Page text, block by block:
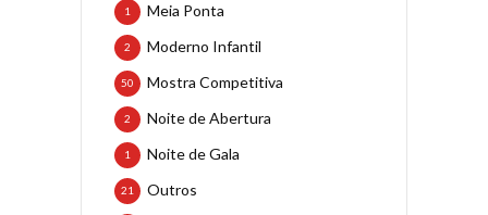
Meia Ponta
1
Moderno Infantil
2
Mostra Competitiva
50
Noite de Abertura
2
Noite de Gala
1
Outros
21